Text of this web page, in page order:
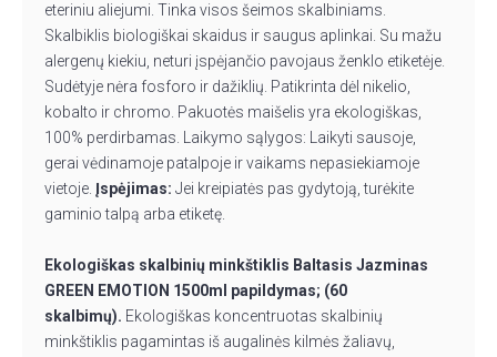
eteriniu aliejumi. Tinka visos šeimos skalbiniams.
Skalbiklis biologiškai skaidus ir saugus aplinkai. Su mažu
alergenų kiekiu, neturi įspėjančio pavojaus ženklo etiketėje.
Sudėtyje nėra fosforo ir dažiklių. Patikrinta dėl nikelio,
kobalto ir chromo. Pakuotės maišelis yra ekologiškas,
100% perdirbamas. Laikymo sąlygos: Laikyti sausoje,
gerai vėdinamoje patalpoje ir vaikams nepasiekiamoje
vietoje. Įspėjimas: Jei kreipiatės pas gydytoją, turėkite
gaminio talpą arba etiketę.
Ekologiškas skalbinių minkštiklis Baltasis Jazminas
GREEN EMOTION 1500ml papildymas; (60
skalbimų). Ekologiškas koncentruotas skalbinių
minkštiklis pagamintas iš augalinės kilmės žaliavų,